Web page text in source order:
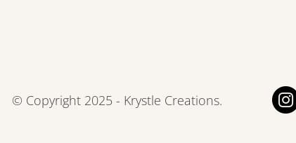
© Copyright 2025 - Krystle Creations.